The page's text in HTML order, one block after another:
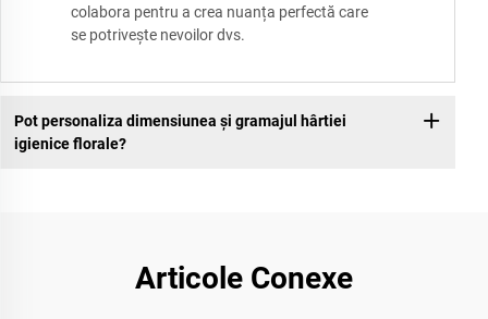
colabora pentru a crea nuanța perfectă care
se potrivește nevoilor dvs.
Pot personaliza dimensiunea și gramajul hârtiei
igienice florale?
Articole Conexe